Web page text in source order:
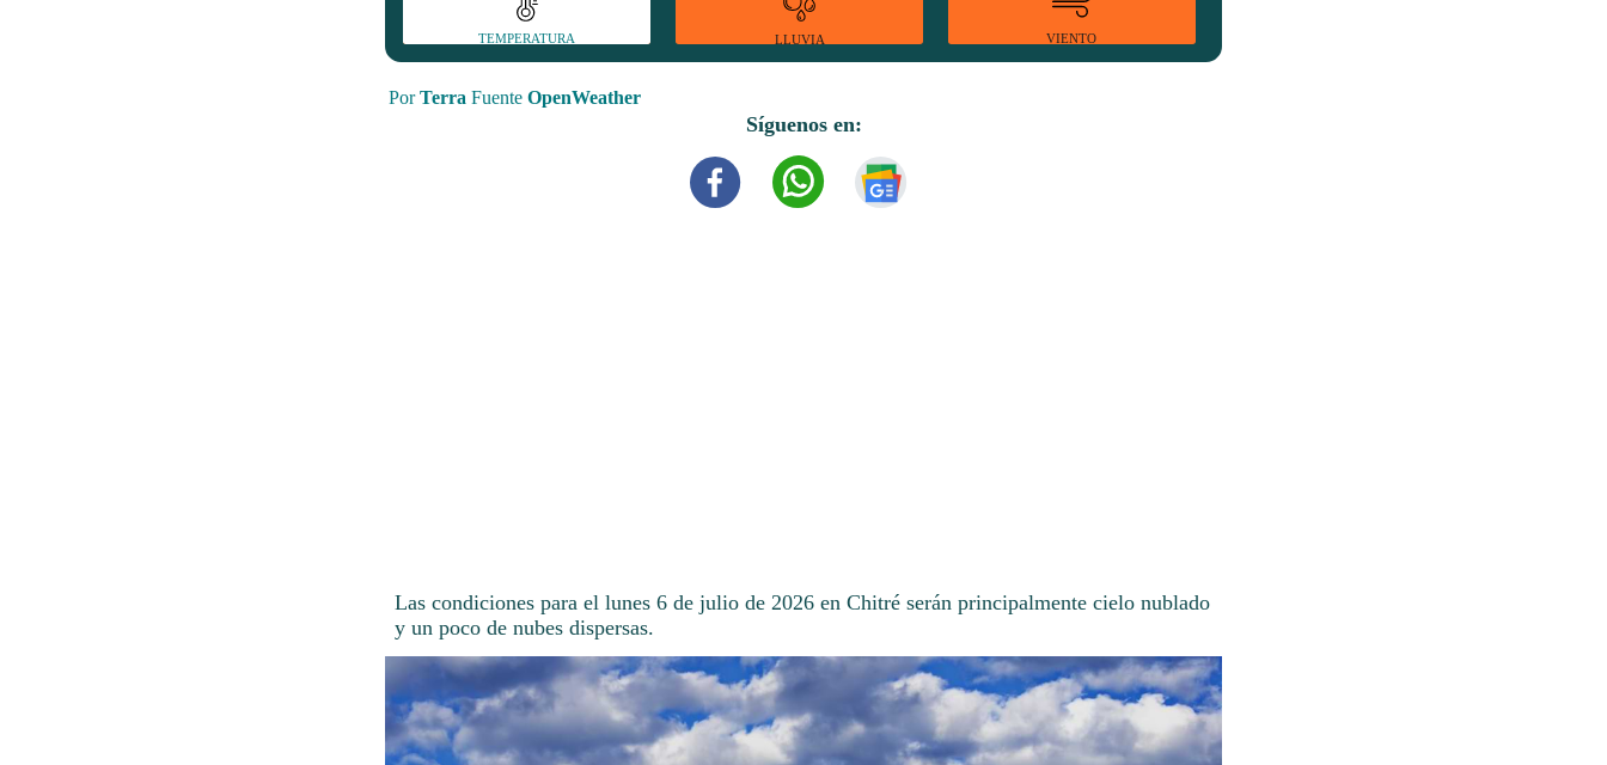
TEMPERATURA LLUVIA VIENTO
PorTerra Fuente OpenWeather
Síguenos en:
Las condiciones para el lunes 6 de julio de 2026 en Chitré serán principalmente cielo nublado
y un poco de nubes dispersas.